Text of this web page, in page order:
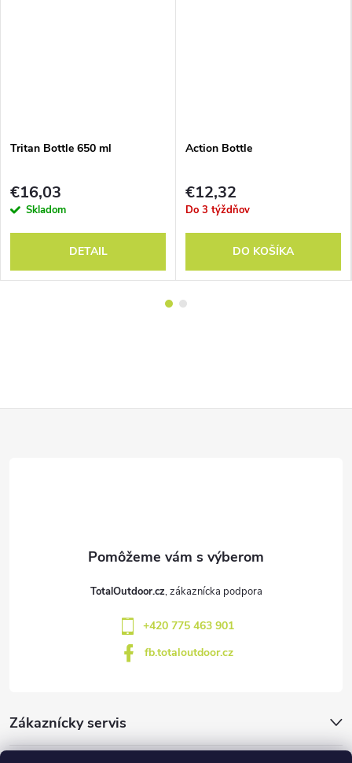
Tritan Bottle 650 ml
€16,03
Skladom
DETAIL
Action Bottle
€12,32
Do 3 týždňov
DO KOŠÍKA
Zákaznícky servis
TotalOutdoor.cz
+420 775 463 901
fb.totaloutdoor.cz